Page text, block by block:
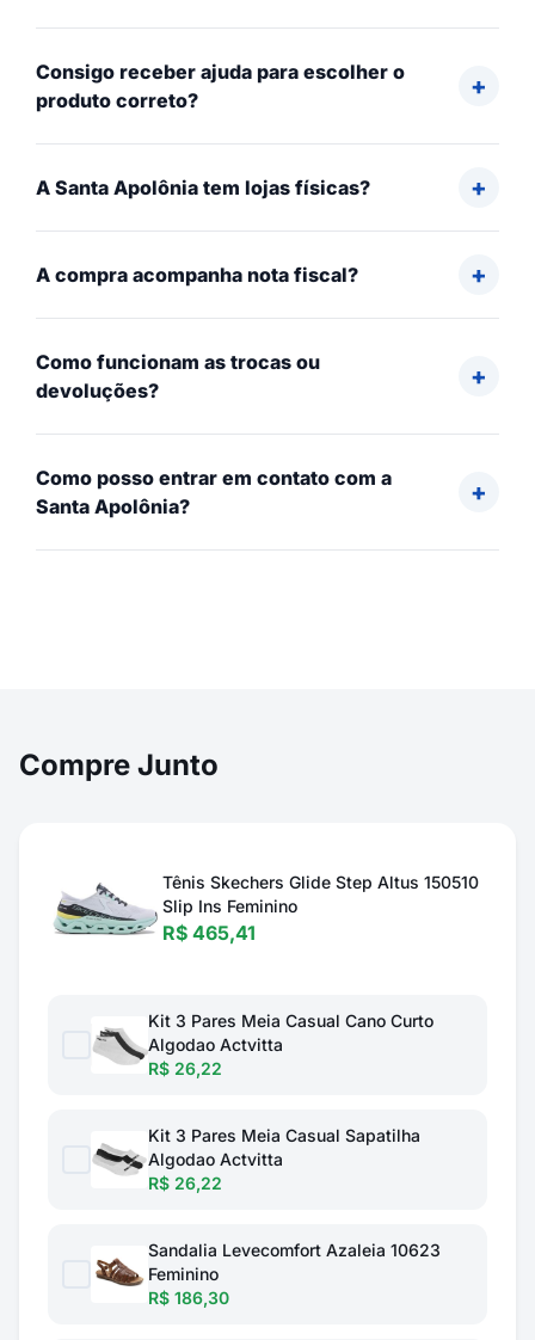
Consigo receber ajuda para escolher o
produto correto?
A Santa Apolônia tem lojas físicas?
A compra acompanha nota fiscal?
Como funcionam as trocas ou
devoluções?
Como posso entrar em contato com a
Santa Apolônia?
Compre Junto
Tênis Skechers Glide Step Altus 150510
Slip Ins Feminino
R$ 465,41
Kit 3 Pares Meia Casual Cano Curto
Algodao Actvitta
R$ 26,22
Kit 3 Pares Meia Casual Sapatilha
Algodao Actvitta
R$ 26,22
Sandalia Levecomfort Azaleia 10623
Feminino
R$ 186,30